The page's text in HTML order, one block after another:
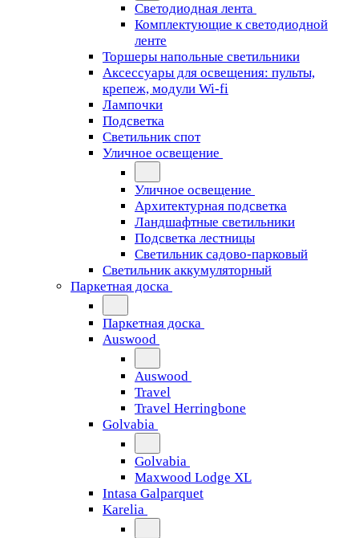
Светодиодная лента
Комплектующие к светодиодной
ленте
Торшеры напольные светильники
Аксессуары для освещения: пульты,
крепеж, модули Wi-fi
Лампочки
Подсветка
Светильник спот
Уличное освещение
Уличное освещение
Архитектурная подсветка
Ландшафтные светильники
Подсветка лестницы
Светильник садово-парковый
Светильник аккумуляторный
Паркетная доска
Паркетная доска
Auswood
Auswood
Travel
Travel Herringbone
Golvabia
Golvabia
Maxwood Lodge XL
Intasa Galparquet
Karelia